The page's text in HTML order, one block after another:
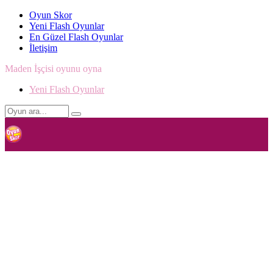
Oyun Skor
Yeni Flash Oyunlar
En Güzel Flash Oyunlar
İletişim
Maden İşçisi oyunu oyna
Yeni Flash Oyunlar